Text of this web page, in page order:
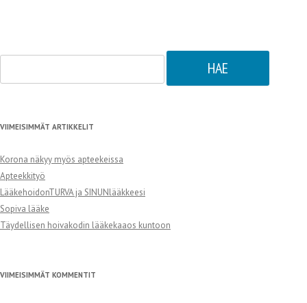
Haku:
VIIMEISIMMÄT ARTIKKELIT
Korona näkyy myös apteekeissa
Apteekkityö
LääkehoidonTURVA ja SINUNlääkkeesi
Sopiva lääke
Täydellisen hoivakodin lääkekaaos kuntoon
VIIMEISIMMÄT KOMMENTIT